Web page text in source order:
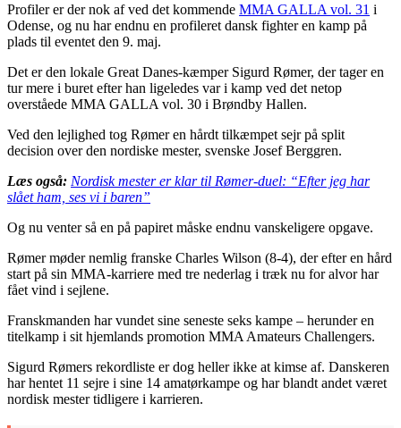
Profiler er der nok af ved det kommende MMA GALLA vol. 31 i
Odense, og nu har endnu en profileret dansk fighter en kamp på
plads til eventet den 9. maj.
Det er den lokale Great Danes-kæmper Sigurd Rømer, der tager en
tur mere i buret efter han ligeledes var i kamp ved det netop
overståede MMA GALLA vol. 30 i Brøndby Hallen.
Ved den lejlighed tog Rømer en hårdt tilkæmpet sejr på split
decision over den nordiske mester, svenske Josef Berggren.
Læs også: Nordisk mester er klar til Rømer-duel: “Efter jeg har
slået ham, ses vi i baren”
Og nu venter så en på papiret måske endnu vanskeligere opgave.
Rømer møder nemlig franske Charles Wilson (8-4), der efter en hård
start på sin MMA-karriere med tre nederlag i træk nu for alvor har
fået vind i sejlene.
Franskmanden har vundet sine seneste seks kampe – herunder en
titelkamp i sit hjemlands promotion MMA Amateurs Challengers.
Sigurd Rømers rekordliste er dog heller ikke at kimse af. Danskeren
har hentet 11 sejre i sine 14 amatørkampe og har blandt andet været
nordisk mester tidligere i karrieren.